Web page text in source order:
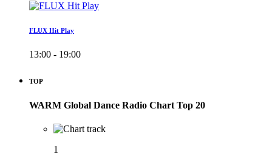
FLUX Hit Play
13:00 - 19:00
TOP
WARM Global Dance Radio Chart Top 20
1